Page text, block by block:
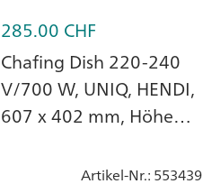
285.00 CHF
Chafing Dish 220-240
V/700 W, UNIQ, HENDI,
607 x 402 mm, Höhe
Artikel-Nr.: 553439